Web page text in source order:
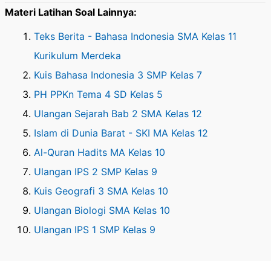
Materi Latihan Soal Lainnya:
Teks Berita - Bahasa Indonesia SMA Kelas 11
Kurikulum Merdeka
Kuis Bahasa Indonesia 3 SMP Kelas 7
PH PPKn Tema 4 SD Kelas 5
Ulangan Sejarah Bab 2 SMA Kelas 12
Islam di Dunia Barat - SKI MA Kelas 12
Al-Quran Hadits MA Kelas 10
Ulangan IPS 2 SMP Kelas 9
Kuis Geografi 3 SMA Kelas 10
Ulangan Biologi SMA Kelas 10
Ulangan IPS 1 SMP Kelas 9